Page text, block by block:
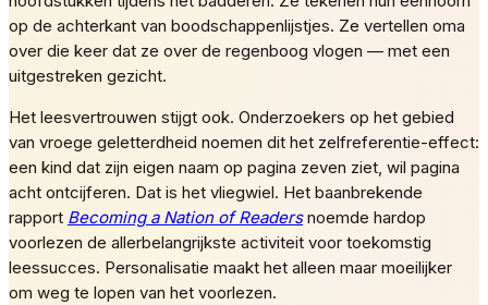
op de achterkant van boodschappenlijstjes. Ze vertellen oma
over die keer dat ze over de regenboog vlogen — met een
uitgestreken gezicht.
Het leesvertrouwen stijgt ook. Onderzoekers op het gebied
van vroege geletterdheid noemen dit het zelfreferentie-effect:
een kind dat zijn eigen naam op pagina zeven ziet, wil pagina
acht ontcijferen. Dat is het vliegwiel. Het baanbrekende
rapport Becoming a Nation of Readersnoemde hardop
voorlezen de allerbelangrijkste activiteit voor toekomstig
leessucces. Personalisatie maakt het alleen maar moeilijker
om weg te lopen van het voorlezen.